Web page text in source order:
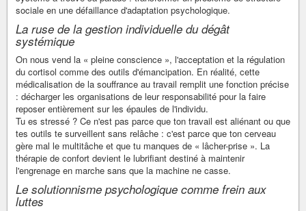
sociale en une défaillance d'adaptation psychologique.
La ruse de la gestion individuelle du dégât
systémique
On nous vend la « pleine conscience », l'acceptation et la régulation
du cortisol comme des outils d'émancipation. En réalité, cette
médicalisation de la souffrance au travail remplit une fonction précise
: décharger les organisations de leur responsabilité pour la faire
reposer entièrement sur les épaules de l'individu.
Tu es stressé ? Ce n'est pas parce que ton travail est aliénant ou que
tes outils te surveillent sans relâche : c'est parce que ton cerveau
gère mal le multitâche et que tu manques de « lâcher-prise ». La
thérapie de confort devient le lubrifiant destiné à maintenir
l'engrenage en marche sans que la machine ne casse.
Le solutionnisme psychologique comme frein aux
luttes